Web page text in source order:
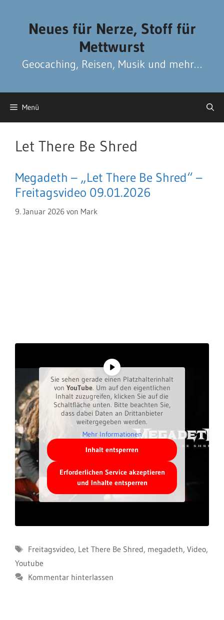
Neues für Nerze, Stoff für
Mettwurst
Geocaching, Reisen, Musik und mehr…
Menü
Let There Be Shred
Megadeth – „Let There Be Shred“ –
Freitagsvideo 09.01.2026
9. Januar 2026 von Mark
Sie sehen gerade einen Platzhalterinhalt
von YouTube. Um auf den eigentlichen
Inhalt zuzugreifen, klicken Sie auf die
Schaltfläche unten. Bitte beachten Sie,
dass dabei Daten an Drittanbieter
weitergegeben werden.
Mehr Informationen
Inhalt entsperren
Erforderlichen Service akzeptieren
und Inhalte entsperren
Schlagwörter
Freitagsvideo, Let There Be Shred, megadeth, Video,
Youtube
Kommentar hinterlassen